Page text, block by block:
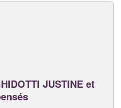
JUSTINE et